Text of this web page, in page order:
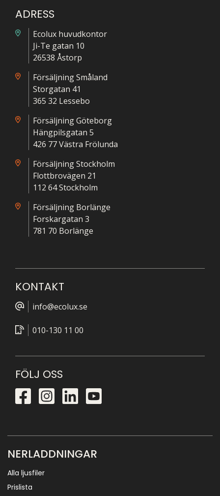
ADRESS
Ecolux huvudkontor
Ji-Te gatan 10
26538 Åstorp
Försäljning Småland
Storgatan 41
365 32 Lessebo
Försäljning Göteborg
Hängpilsgatan 5
426 77 Västra Frölunda
Försäljning Stockholm
Flottbrovägen 21
112 64 Stockholm
Försäljning Borlänge
Forskargatan 3
781 70 Borlänge
KONTAKT
info@ecolux.se
010-130 11 00
FÖLJ OSS
NERLADDNINGAR
Alla ljusfiler
Prislista